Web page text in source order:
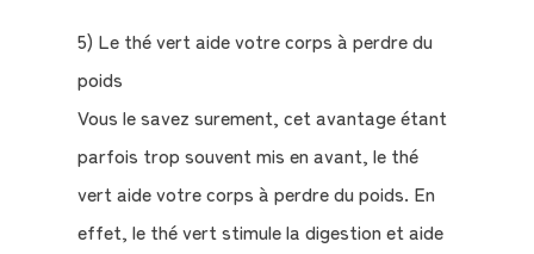
5) Le thé vert aide votre corps à perdre du
poids
Vous le savez surement, cet avantage étant
parfois trop souvent mis en avant, le thé
vert aide votre corps à perdre du poids. En
effet, le thé vert stimule la digestion et aide